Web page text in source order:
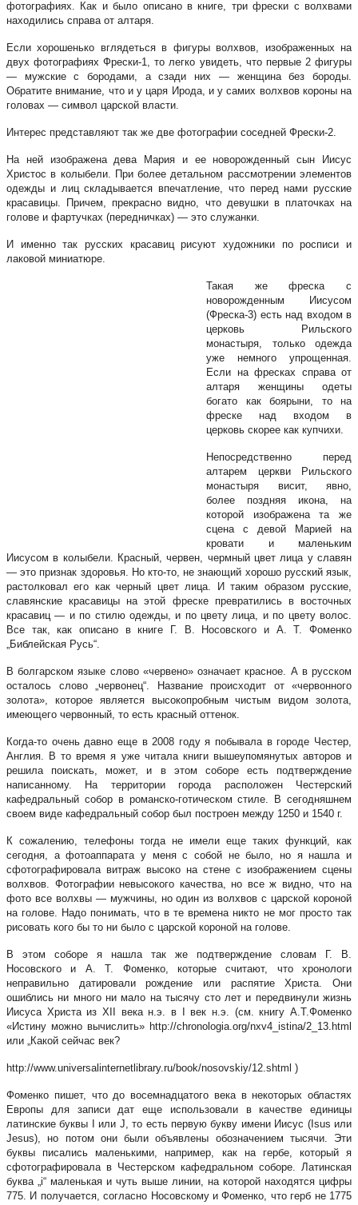
фотографиях. Как и было описано в книге, три фрески с волхвами
находились справа от алтаря.
Если хорошенько вглядеться в фигуры волхвов, изображенных на
двух фотографиях Фрески-1, то легко увидеть, что первые 2 фигуры
— мужские с бородами, а сзади них — женщина без бороды.
Обратите внимание, что и у царя Ирода, и у самих волхвов короны на
головах — символ царской власти.
Интерес представляют так же две фотографии соседней Фрески-2.
На ней изображена дева Мария и ее новорожденный сын Иисус
Христос в колыбели. При более детальном рассмотрении элементов
одежды и лиц складывается впечатление, что перед нами русские
красавицы. Причем, прекрасно видно, что девушки в платочках на
голове и фартучках (передничках) — это служанки.
И именно так русских красавиц рисуют художники по росписи и
лаковой миниатюре.
Такая же фреска с
новорожденным Иисусом
(Фреска-3) есть над входом в
церковь Рильского
монастыря, только одежда
уже немного упрощенная.
Если на фресках справа от
алтаря женщины одеты
богато как боярыни, то на
фреске над входом в
церковь скорее как купчихи.
Непосредственно перед
алтарем церкви Рильского
монастыря висит, явно,
более поздняя икона, на
которой изображена та же
сцена с девой Марией на
кровати и маленьким
Иисусом в колыбели. Красный, червен, чермный цвет лица у славян
— это признак здоровья. Но кто-то, не знающий хорошо русский язык,
растолковал его как черный цвет лица. И таким образом русские,
славянские красавицы на этой фреске превратились в восточных
красавиц — и по стилю одежды, и по цвету лица, и по цвету волос.
Все так, как описано в книге Г. В. Носовского и А. Т. Фоменко
„Библейская Русь“.
В болгарском языке слово «червено» означает красное. А в русском
осталось слово „червонец“. Название происходит от «червонного
золота», которое является высокопробным чистым видом золота,
имеющего червонный, то есть красный оттенок.
Когда-то очень давно еще в 2008 году я побывала в городе Честер,
Англия. В то время я уже читала книги вышеупомянутых авторов и
решила поискать, может, и в этом соборе есть подтверждение
написанному. На территории города расположен Честерский
кафедральный собор в романско-готическом стиле. В сегодняшнем
своем виде кафедральный собор был построен между 1250 и 1540 г.
К сожалению, телефоны тогда не имели еще таких функций, как
сегодня, а фотоаппарата у меня с собой не было, но я нашла и
сфотографировала витраж высоко на стене с изображением сцены
волхвов. Фотографии невысокого качества, но все ж видно, что на
фото все волхвы — мужчины, но один из волхвов с царской короной
на голове. Надо понимать, что в те времена никто не мог просто так
рисовать кого бы то ни было с царской короной на голове.
В этом соборе я нашла так же подтверждение словам Г. В.
Носовского и А. Т. Фоменко, которые считают, что хронологи
неправильно датировали рождение или распятие Христа. Они
ошиблись ни много ни мало на тысячу сто лет и передвинули жизнь
Иисуса Христа из XII века н.э. в I век н.э. (см. книгу А.Т.Фоменко
«Истину можно вычислить» http://chronologia.org/nxv4_istina/2_13.html
или „Какой сейчас век?
http://www.universalinternetlibrary.ru/book/nosovskiy/12.shtml )
Фоменко пишет, что до восемнадцатого века в некоторых областях
Европы для записи дат еще использовали в качестве единицы
латинские буквы I или J, то есть первую букву имени Иисус (Isus или
Jesus), но потом они были объявлены обозначением тысячи. Эти
буквы писались маленькими, например, как на гербе, который я
сфотографировала в Честерском кафедральном соборе. Латинская
буква „i“ маленькая и чуть выше линии, на которой находятся цифры
775. И получается, согласно Носовскому и Фоменко, что герб не 1775